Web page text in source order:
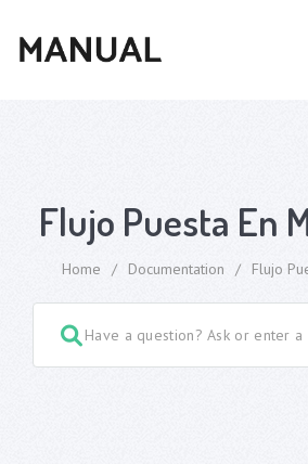
Flujo Puesta En
Home / Documentation / Flujo